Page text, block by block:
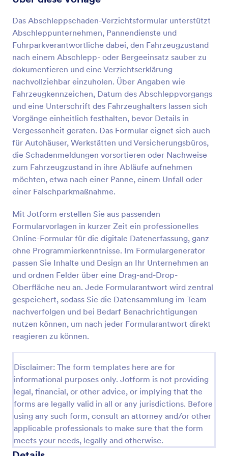
Das Abschleppschaden-Verzichtsformular unterstützt
Abschleppunternehmen, Pannendienste und
Fuhrparkverantwortliche dabei, den Fahrzeugzustand
nach einem Abschlepp- oder Bergeeinsatz sauber zu
dokumentieren und eine Verzichtserklärung
nachvollziehbar einzuholen. Über Angaben wie
Fahrzeugkennzeichen, Datum des Abschleppvorgangs
und eine Unterschrift des Fahrzeughalters lassen sich
Vorgänge einheitlich festhalten, bevor Details in
Vergessenheit geraten. Das Formular eignet sich auch
für Autohäuser, Werkstätten und Versicherungsbüros,
die Schadenmeldungen vorsortieren oder Nachweise
zum Fahrzeugzustand in ihre Abläufe aufnehmen
möchten, etwa nach einer Panne, einem Unfall oder
einer Falschparkmaßnahme.
Mit Jotform erstellen Sie aus passenden
Formularvorlagen in kurzer Zeit ein professionelles
Online-Formular für die digitale Datenerfassung, ganz
ohne Programmierkenntnisse. Im Formulargenerator
passen Sie Inhalte und Design an Ihr Unternehmen an
und ordnen Felder über eine Drag-and-Drop-
Oberfläche neu an. Jede Formularantwort wird zentral
gespeichert, sodass Sie die Datensammlung im Team
nachverfolgen und bei Bedarf Benachrichtigungen
nutzen können, um nach jeder Formularantwort direkt
reagieren zu können.
Disclaimer: The form templates here are for
informational purposes only. Jotform is not providing
legal, financial, or other advice, or implying that the
forms are legally valid in all or any jurisdictions. Before
using any such form, consult an attorney and/or other
applicable professionals to make sure that the form
meets your needs, legally and otherwise.
Haftungsausschluss Für Fahrzeugschäden Formular
Dokumentieren Sie Schadenmeldungen rund um
Fahrzeuge mit dem Formular Haftungsausschluss für
Fahrzeugschäden und bündeln Sie Datenerfassung
und Formularantworten für Vermietung, Fuhrpark,
Werkstatt oder Parkplatzbetrieb in Jotform.
Go to Category:
Automotive Formulare
Vorlage verwenden
Vorschau